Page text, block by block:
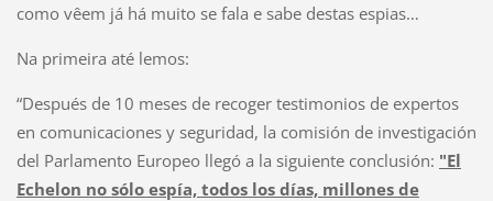
como vêem já há muito se fala e sabe destas espias…
Na primeira até lemos:
“Después de 10 meses de recoger testimonios de expertos
en comunicaciones y seguridad, la comisión de investigación
del Parlamento Europeo llegó a la siguiente conclusión: "El
Echelon no sólo espía, todos los días, millones de